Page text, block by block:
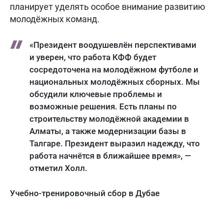
планирует уделять особое внимание развитию
молодёжных команд.
«Президент воодушевлён перспективами
и уверен, что работа КФФ будет
сосредоточена на молодёжном футболе и
национальных молодёжных сборных. Мы
обсудили ключевые проблемы и
возможные решения. Есть планы по
строительству молодёжной академии в
Алматы, а также модернизации базы в
Талгарe. Президент выразил надежду, что
работа начнётся в ближайшее время», —
отметил Холл.
Учебно-тренировочный сбор в Дубае